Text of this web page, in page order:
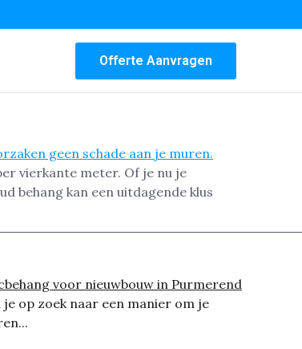
Offerte Aanvragen
vierkante meter. Of je nu je
behang kan een uitdagende klus
voor nieuwbouw in Purmerend
je op zoek naar een manier om je